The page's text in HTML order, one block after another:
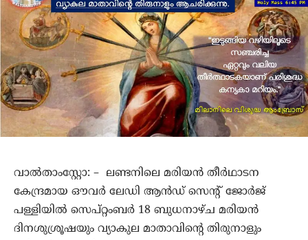
വാല്‍താംസ്റ്റോ: – ലണ്ടനിലെ മരിയന്‍ തീര്‍ഥാടന
കേന്ദ്രമായ ഔവര്‍ ലേഡി ആന്‍ഡ് സെന്റ് ജോര്‍ജ്
പള്ളിയില്‍ സെപ്റ്റംബർ 18 ബുധനാഴ്ച മരിയന്‍
ദിനശുശ്രൂഷയും വ്യാകുല മാതാവിന്റെ തിരുനാളും